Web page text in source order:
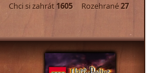
Chci si zahrát 1605 Rozehrané27